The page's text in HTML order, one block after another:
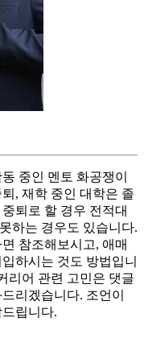
중인 멘토 화공쟁이
, 재학 중인 대학은 졸
퇴로 할 경우 전적대
하는 경우도 있습니다.
참조해보시고, 애매
하시는 것도 방법입니
리어 관련 고민은 댓글
리겠습니다. 조언이
립니다.